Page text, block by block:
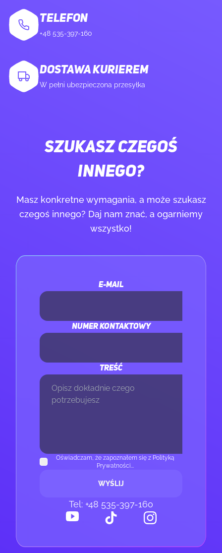
TELEFON
+48 535-397-160
DOSTAWA KURIEREM
W pełni ubezpieczona przesyłka
SZUKASZ CZEGOŚ
INNEGO?
Masz konkretne wymagania, a może szukasz
czegoś innego? Daj nam znać, a ogarniemy
wszystko!
E-MAIL
NUMER KONTAKTOWY
TREŚĆ
WYŚLIJ
Oświadczam, że zapoznałem się z Polityką
Prywatności...
Tel: +48 535-397-160